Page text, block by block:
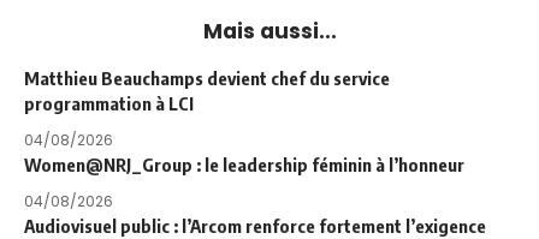
Mais aussi...
Matthieu Beauchamps devient chef du service
programmation à LCI
04/08/2026
Women@NRJ_Group : le leadership féminin à l’honneur
04/08/2026
Audiovisuel public : l’Arcom renforce fortement l’exigence